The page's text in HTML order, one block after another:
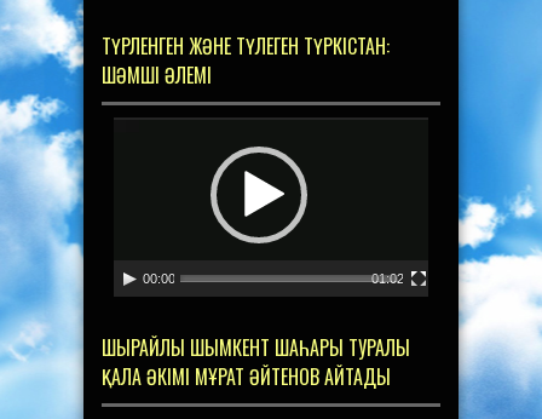
ТҮРЛЕНГЕН ЖӘНЕ ТҮЛЕГЕН ТҮРКІСТАН:
ШӘМШІ ӘЛЕМІ
00:00 01:02
ШЫРАЙЛЫ ШЫМКЕНТ ШАҺАРЫ ТУРАЛЫ
ҚАЛА ӘКІМІ МҰРАТ ӘЙТЕНОВ АЙТАДЫ